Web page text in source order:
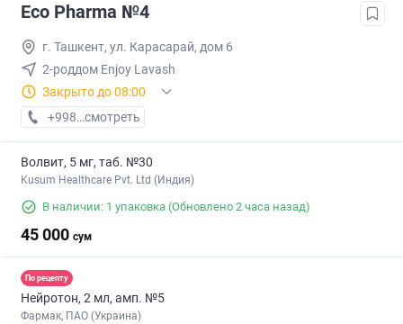
Eco Pharma №4
г. Ташкент, ул. Карасарай, дом 6
2-роддом Enjoy Lavash
Закрыто до 08:00
+998 (55) XXX-XX-XX
смотреть
Волвит, 5 мг, таб. №30
Kusum Healthcare Pvt. Ltd (Индия)
В наличии: 1 упаковка (Обновлено 2 часа назад)
45 000 сум
По рецепту
Нейротон, 2 мл, амп. №5
Фармак, ПАО (Украина)